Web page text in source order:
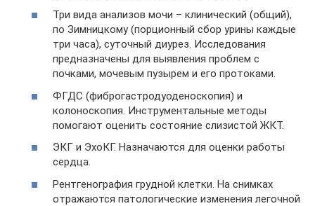
Три вида анализов мочи – клинический (общий),
по Зимницкому (порционный сбор урины каждые
три часа), суточный диурез. Исследования
предназначены для выявления проблем с
почками, мочевым пузырем и его протоками.
ФГДС (фиброгастродуоденоскопия) и
колоноскопия. Инструментальные методы
помогают оценить состояние слизистой ЖКТ.
ЭКГ и ЭхоКГ. Назначаются для оценки работы
сердца.
Рентгенография грудной клетки. На снимках
отражаются патологические изменения легочной